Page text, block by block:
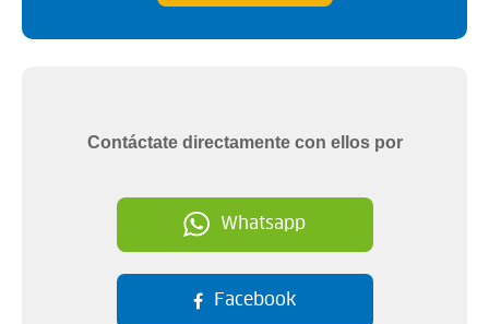
Contáctate directamente con ellos por
Whatsapp
Facebook